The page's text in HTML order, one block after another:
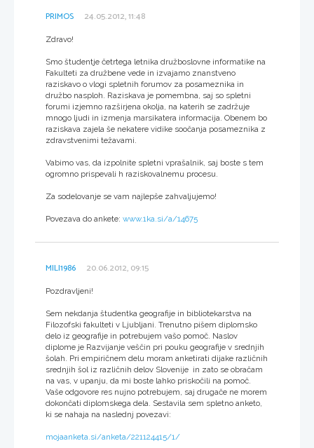
PRIMOS 24.05.2012, 11:48
Zdravo!
Smo študentje četrtega letnika družboslovne informatike na
Fakulteti za družbene vede in izvajamo znanstveno
raziskavo o vlogi spletnih forumov za posameznika in
družbo nasploh. Raziskava je pomembna, saj so spletni
forumi izjemno razširjena okolja, na katerih se zadržuje
mnogo ljudi in izmenja marsikatera informacija. Obenem bo
raziskava zajela še nekatere vidike soočanja posameznika z
zdravstvenimi težavami.
Vabimo vas, da izpolnite spletni vprašalnik, saj boste s tem
ogromno prispevali h raziskovalnemu procesu.
Za sodelovanje se vam najlepše zahvaljujemo!
Povezava do ankete: www.1ka.si/a/14675
MILI1986 20.06.2012, 09:15
Pozdravljeni!
Sem nekdanja študentka geografije in bibliotekarstva na
Filozofski fakulteti v Ljubljani. Trenutno pišem diplomsko
delo iz geografije in potrebujem vašo pomoč. Naslov
diplome je Razvijanje veščin pri pouku geografije v srednjih
šolah. Pri empiričnem delu moram anketirati dijake različnih
srednjih šol iz različnih delov Slovenije in zato se obračam
na vas, v upanju, da mi boste lahko priskočili na pomoč.
Vaše odgovore res nujno potrebujem, saj drugače ne morem
dokončati diplomskega dela. Sestavila sem spletno anketo,
ki se nahaja na naslednj povezavi:
mojaanketa.si/anketa/221124415/1/